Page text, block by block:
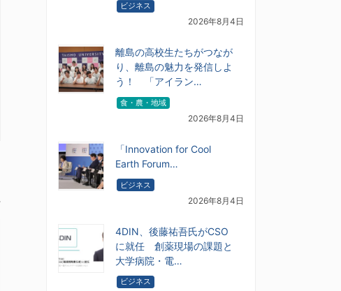
ビジネス
2026年8月4日
離島の高校生たちがつなが
り、離島の魅力を発信しよ
う！ 「アイラン…
食・農・地域
2026年8月4日
「Innovation for Cool
Earth Forum…
ビジネス
2026年8月4日
4DIN、後藤祐吾氏がCSO
に就任 創薬現場の課題と
大学病院・電…
ビジネス